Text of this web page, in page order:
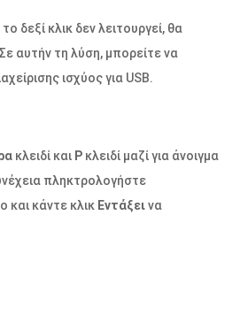
δεξί κλικ δεν λειτουργεί, θα
αυτήν τη λύση, μπορείτε να
ισχύος για USB.
κλειδί και Ρ κλειδί μαζί για άνοιγμα
πληκτρολογήστε
και κάντε κλικ Εντάξεινα